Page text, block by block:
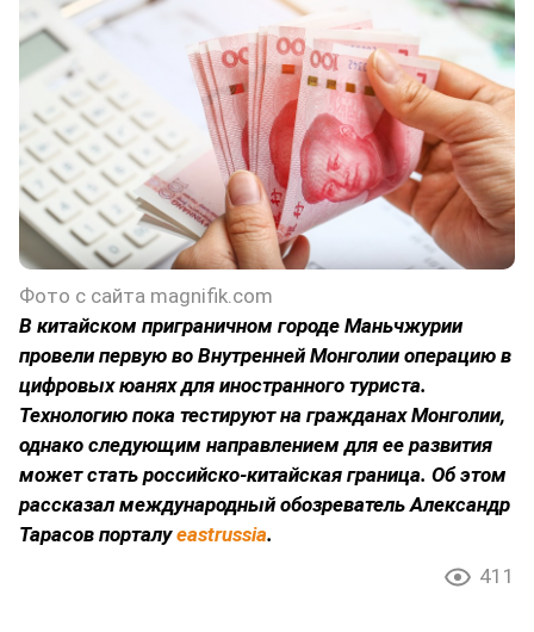
Фото с сайта magnifik.com
В китайском приграничном городе Маньчжурии
провели первую во Внутренней Монголии операцию в
цифровых юанях для иностранного туриста.
Технологию пока тестируют на гражданах Монголии,
однако следующим направлением для ее развития
может стать российско-китайская граница. Об этом
рассказал международный обозреватель Александр
Тарасов порталуeastrussia.
411